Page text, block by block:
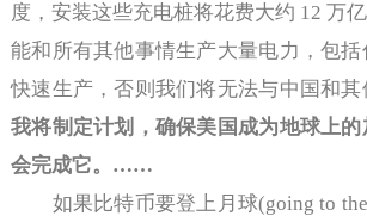
度，安装这些充电桩将花费大约 12 万
能和所有其他事情生产大量电力，包
快速生产，否则我们将无法与中国和
我将制定计划，确保美国成为地球上
会完成它。……
如果比特币要登上月球(going to the